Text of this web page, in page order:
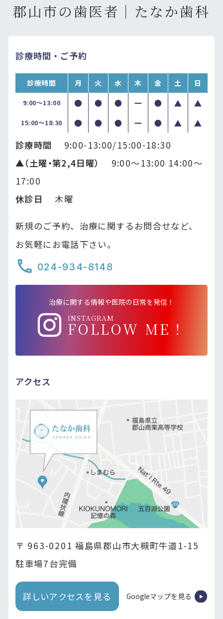
郡山市の歯医者｜たなか歯科
診療時間・ご予約
診療時間 月 火 水 木 金 土 日
9:00〜13:00
15:00〜18:30
診療時間
9:00-13:00/15:00-18:30
▲（土曜・第2,4日曜）
9:00〜13:00 14:00〜
17:00
休診日
木曜
新規のご予約、治療に関するお問合せなど、
お気軽にお電話下さい。
024-934-8148
治療に関する情報や医院の日常を発信！
INSTAGRAM
FOLLOW ME！
アクセス
〒 963-0201 福島県郡山市大槻町牛道1-15
駐車場7台完備
詳しいアクセスを見る Googleマップを見る